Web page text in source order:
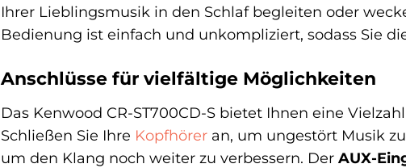
Ihrer Lieblingsmusik in den Schlaf begleiten oder
Bedienung ist einfach und unkompliziert, sodass Sie
Anschlüsse für vielfältige Möglichkeiten
Das Kenwood CR-ST700CD-S bietet Ihnen eine
Schließen Sie Ihre Kopfhörer an, um ungestört Musik
um den Klang noch weiter zu verbessern. Der AUX-